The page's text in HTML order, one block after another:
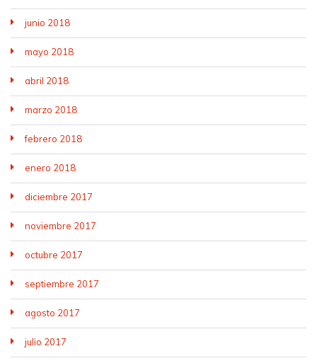
junio 2018
mayo 2018
abril 2018
marzo 2018
febrero 2018
enero 2018
diciembre 2017
noviembre 2017
octubre 2017
septiembre 2017
agosto 2017
julio 2017